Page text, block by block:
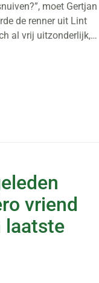
moet Gertjan
de renner uit Lint
al vrij uitzonderlijk,…
vriend
laatste